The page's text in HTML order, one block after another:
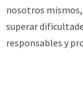
nosotros
superar
responsables y